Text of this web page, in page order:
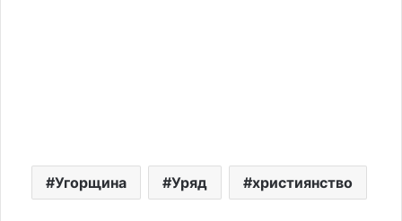
Угорщина Уряд християнство